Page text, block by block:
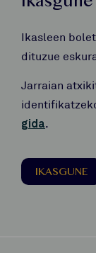
Ikasleen
dituzue
Jarraian
gida.
IKASGUNE